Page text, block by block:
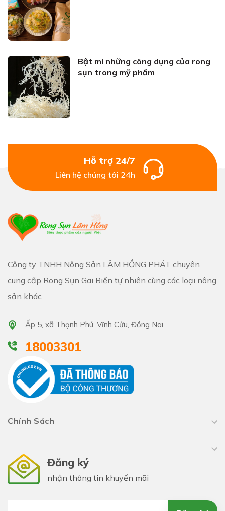
Bật mí những công dụng của rong
sụn trong mỹ phẩm
Hỗ trợ 24/7
Liên hệ chúng tôi 24h
Công ty TNHH Nông Sản LÂM HỒNG PHÁT chuyên
cung cấp Rong Sụn Gai Biển tự nhiên cùng các loại nông
sản khác
Ấp 5, xã Thạnh Phú, Vĩnh Cửu, Đồng Nai
18003301
Chính Sách
Đăng ký
nhận thông tin khuyến mãi